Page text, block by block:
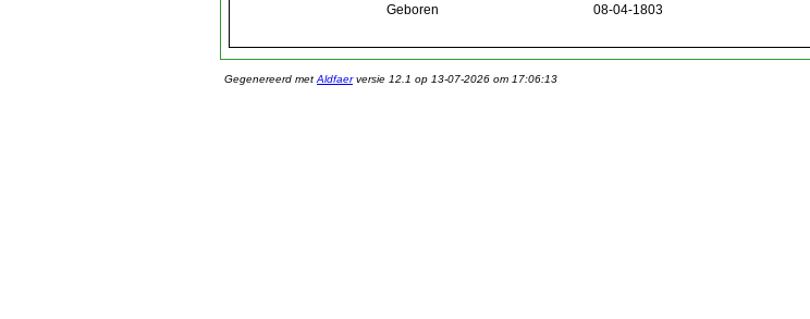
Geboren 08-04-1803
Gegenereerd met Aldfaerversie 12.1 op 13-07-2026 om 17:06:13